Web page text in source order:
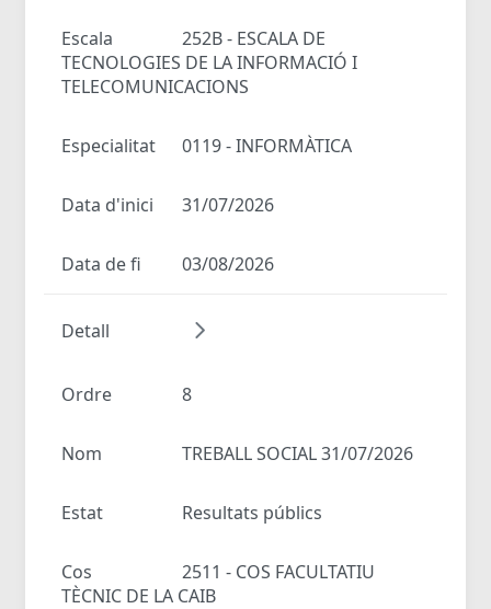
Escala
252B - ESCALA DE
TECNOLOGIES DE LA INFORMACIÓ I
TELECOMUNICACIONS
Especialitat 0119 - INFORMÀTICA
Data d'inici 31/07/2026
Data de fi 03/08/2026
Detall
Ordre 8
Nom TREBALL SOCIAL 31/07/2026
Estat Resultats públics
Cos
2511 - COS FACULTATIU
TÈCNIC DE LA CAIB